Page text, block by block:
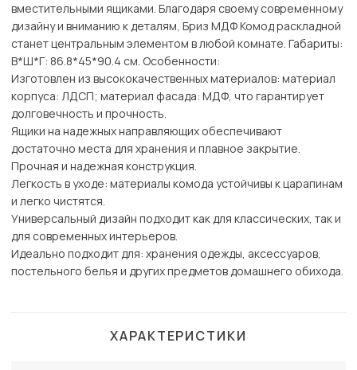
вместительными ящиками. Благодаря своему современному
дизайну и вниманию к деталям, Бриз МДФ Комод раскладной
станет центральным элементом в любой комнате. Габариты:
В*Ш*Г: 86.8*45*90.4 см. Особенности:
Изготовлен из высококачественных материалов: материал
корпуса: ЛДСП; материал фасада: МДФ, что гарантирует
долговечность и прочность.
Ящики на надежных направляющих обеспечивают
достаточно места для хранения и плавное закрытие.
Прочная и надежная конструкция.
Легкость в уходе: материалы комода устойчивы к царапинам
и легко чистятся.
Универсальный дизайн подходит как для классических, так и
для современных интерьеров.
Идеально подходит для: хранения одежды, аксессуаров,
постельного белья и других предметов домашнего обихода.
ХАРАКТЕРИСТИКИ